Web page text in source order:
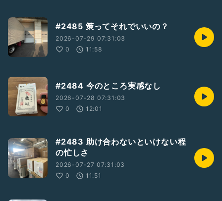
#2485 策ってそれでいいの？
2026-07-29 07:31:03
0
11:58
#2484 今のところ実感なし
2026-07-28 07:31:03
0
12:01
#2483 助け合わないといけない程
の忙しさ
2026-07-27 07:31:03
0
11:51